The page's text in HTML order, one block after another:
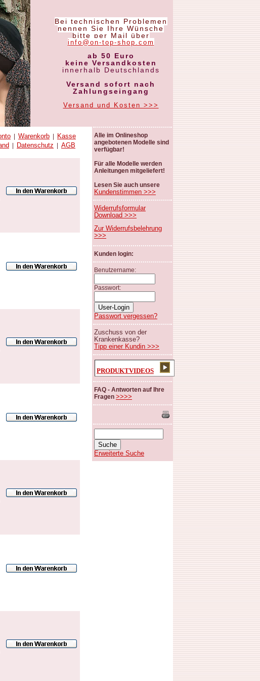
Bei technischen Problemen
nennen Sie Ihre Wünsche
bitte per Mail über
info@on-top-shop.com
ab 50 Euro
keine Versandkosten
innerhalb Deutschlands
Versand sofort nach
Zahlungseingang
Versand und Kosten >>>
Warenkorb
Kasse
Datenschutz AGB
Alle im Onlineshop
angebotenen Modelle sind
verfügbar!
Für alle Modelle werden
Anleitungen mitgeliefert!
Lesen Sie auch unsere
Kundenstimmen >>>
Widerrufsformular
Download >>>
Zur Widerrufsbelehrung
>>>
Kunden login:
Benutzername:
Passwort:
Passwort vergessen?
Zuschuss von der
Krankenkasse?
Tipp einer Kundin >>>
PRODUKTVIDEOS
FAQ - Antworten auf Ihre
Fragen >>>>
Erweiterte Suche